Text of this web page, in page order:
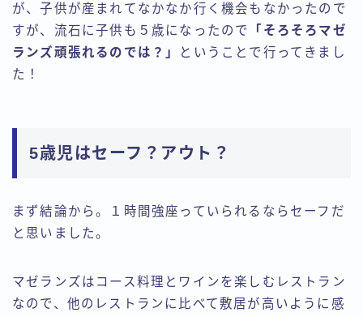
が、子供が産まれてなかなか行く機会もなかったので
すが、流石に子供も５歳になったので
「そろそろマゼ
ランズ頑張れるのでは？」
ということで行ってきまし
た！
5歳児はセーフ？アウト？
まず結論から。１時間強座っていられるならセーフだ
と思いました。
マゼランズはコース料理とワインを楽しむレストラン
なので、他のレストランに比べて敷居が高いように感